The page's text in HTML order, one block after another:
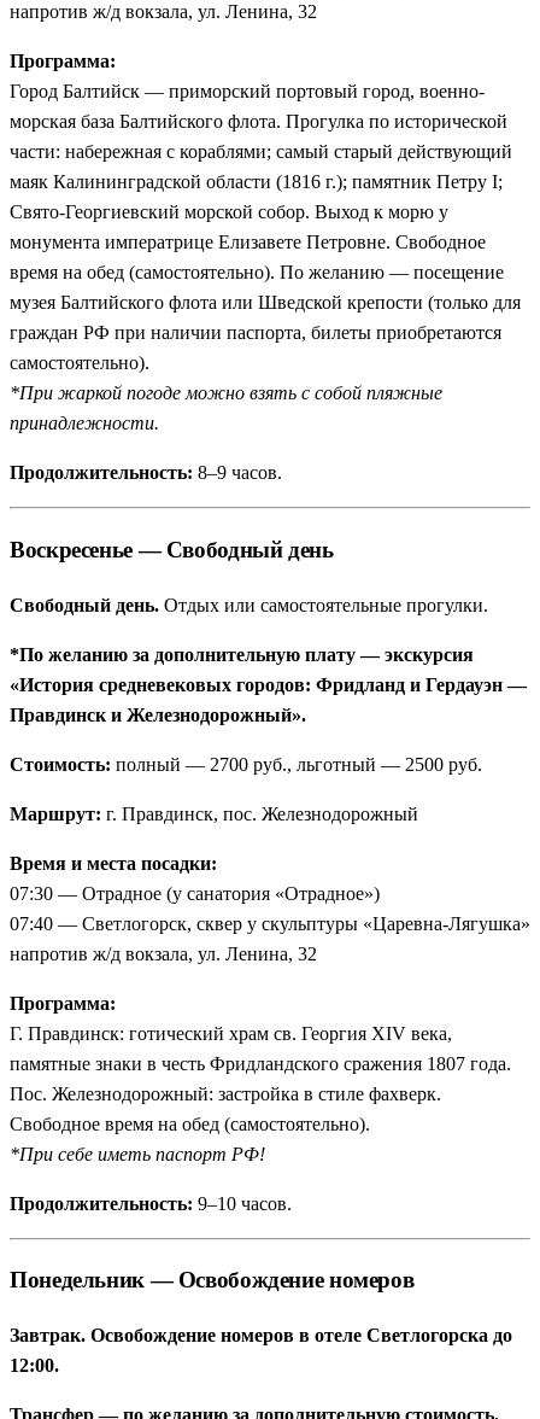
напротив ж/д вокзала, ул. Ленина, 32
Программа:
Город Балтийск — приморский портовый город, военно-
морская база Балтийского флота. Прогулка по исторической
части: набережная с кораблями; самый старый действующий
маяк Калининградской области (1816 г.); памятник Петру I;
Свято-Георгиевский морской собор. Выход к морю у
монумента императрице Елизавете Петровне. Свободное
время на обед (самостоятельно). По желанию — посещение
музея Балтийского флота или Шведской крепости (только для
граждан РФ при наличии паспорта, билеты приобретаются
самостоятельно).
*При жаркой погоде можно взять с собой пляжные
принадлежности.
Продолжительность: 8–9 часов.
Воскресенье — Свободный день
Свободный день. Отдых или самостоятельные прогулки.
*По желанию за дополнительную плату — экскурсия
«История средневековых городов: Фридланд и Гердауэн —
Правдинск и Железнодорожный».
Стоимость: полный — 2700 руб., льготный — 2500 руб.
Маршрут: г. Правдинск, пос. Железнодорожный
Время и места посадки:
07:30 — Отрадное (у санатория «Отрадное»)
07:40 — Светлогорск, сквер у скульптуры «Царевна-Лягушка»
напротив ж/д вокзала, ул. Ленина, 32
Программа:
Г. Правдинск: готический храм св. Георгия XIV века,
памятные знаки в честь Фридландского сражения 1807 года.
Пос. Железнодорожный: застройка в стиле фахверк.
Свободное время на обед (самостоятельно).
*При себе иметь паспорт РФ!
Продолжительность: 9–10 часов.
Понедельник — Освобождение номеров
Завтрак. Освобождение номеров в отеле Светлогорска до
12:00.